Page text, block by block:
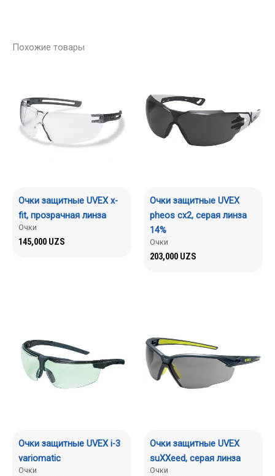
Похожие товары
Очки защитные UVEX x-
fit, прозрачная линза
Очки
145,000 UZS
Очки защитные UVEX
pheos cx2, серая линза
14%
Очки
203,000 UZS
Очки защитные UVEX i-3
variomatic
Очки
Очки защитные UVEX
suXXeed, серая линза
Очки